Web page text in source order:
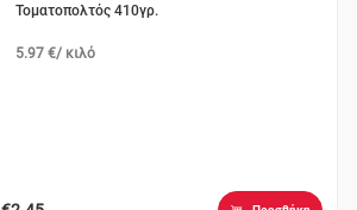
Τοματοπολτός 410γρ.
5.97 €/ κιλό